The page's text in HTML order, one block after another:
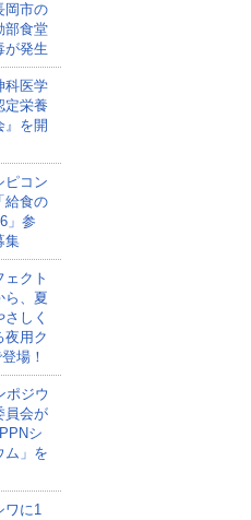
岡市の
部食堂
が発生
科医学
定栄養
』を開
ピコン
給食の
」参
集
ェクト
ら、夏
しく
夜用ク
場！
ポジウ
員会が
シ
ム」を
ワに1